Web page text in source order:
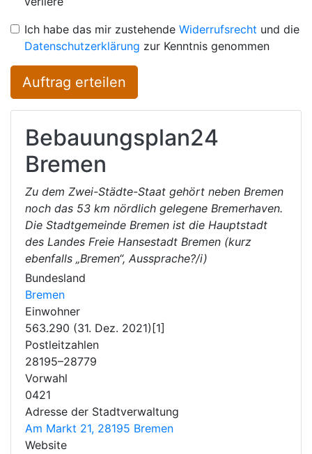
Ich habe das mir zustehende Widerrufsrecht und die
Datenschutzerklärung zur Kenntnis genommen
Auftrag erteilen
Bebauungsplan24
Bremen
Zu dem Zwei-Städte-Staat gehört neben Bremen
noch das 53 km nördlich gelegene Bremerhaven.
Die Stadtgemeinde Bremen ist die Hauptstadt
des Landes Freie Hansestadt Bremen (kurz
ebenfalls „Bremen“, Aussprache?/i)
Bundesland
Bremen
Einwohner
563.290 (31. Dez. 2021)[1]
Postleitzahlen
28195–28779
Vorwahl
0421
Adresse der Stadtverwaltung
Am Markt 21, 28195 Bremen
Website